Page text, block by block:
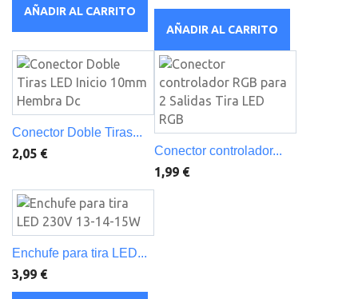
AÑADIR AL CARRITO
AÑADIR AL CARRITO
Conector Doble Tiras...
2,05 € Conector controlador...
1,99 €
Enchufe para tira LED...
3,99 €